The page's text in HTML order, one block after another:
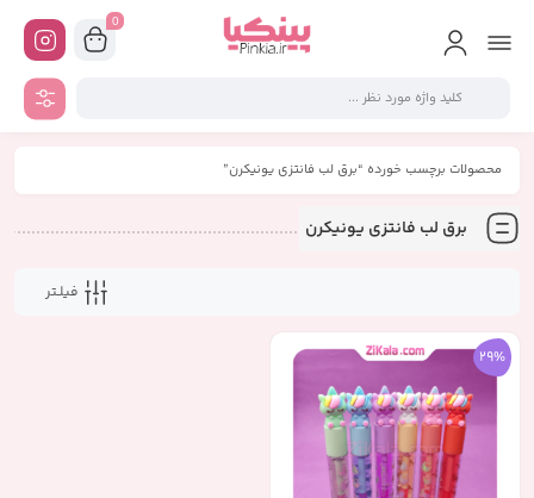
0
محصولات برچسب خورده “برق لب فانتزی یونیکرن”
برق لب فانتزی یونیکرن
فیلـتر
29%